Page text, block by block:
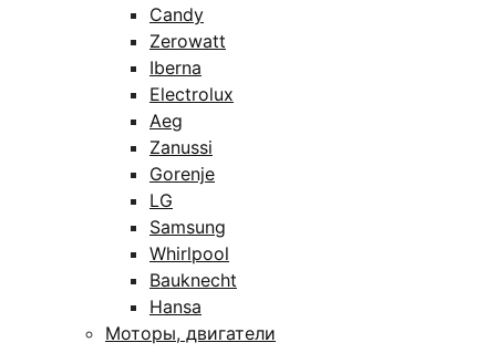
Candy
Zerowatt
Iberna
Electrolux
Aeg
Zanussi
Gorenje
LG
Samsung
Whirlpool
Bauknecht
Hansa
Моторы, двигатели